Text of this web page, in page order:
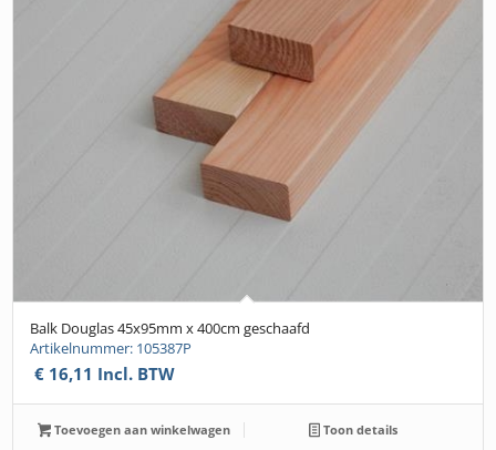
Balk Douglas 45x95mm x 400cm geschaafd
Artikelnummer: 105387P
€ 16,11 Incl. BTW
Toevoegen aan winkelwagen Toon details